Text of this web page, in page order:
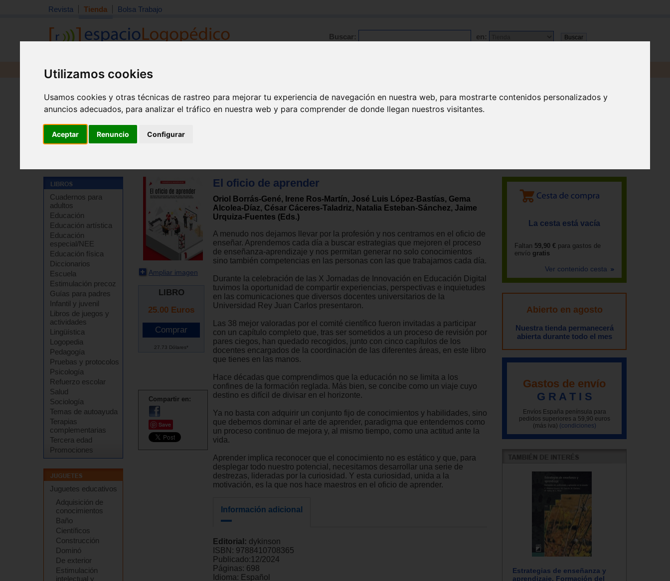
Utilizamos cookies
Usamos cookies y otras técnicas de rastreo para mejorar tu experiencia de navegación en nuestra web, para mostrarte contenidos personalizados y
anuncios adecuados, para analizar el tráfico en nuestra web y para comprender de donde llegan nuestros visitantes.
Aceptar Renuncio Configurar
Revista Tienda Bolsa Trabajo
Buscar: en:
Revista Libros Material
Cuadernos para
adultos
Educación
Educación artística
Educación
especial/NEE
Educación física
Diccionarios
Escuela
Estimulación precoz
Guías para padres
Infantil y juvenil
Libros de juegos y
actividades
Lingüística
Logopedia
Pedagogía
Pruebas y protocolos
Psicología
Refuerzo escolar
Salud
Sociología
Temas de autoayuda
Terapias
complementarias
Tercera edad
Promociones
Juguetes educativos
Adquisición de
conocimientos
Baño
Científicos
Construcción
Dominó
De exterior
Estimulación
intelectual y
Ampliar imagen
LIBRO
25.00 Euros
27.73 Dólares*
Compartir en:
Save
El oficio de aprender
Oriol Borrás-Gené, Irene Ros-Martín, José Luis López-Bastías, Gema
Alcolea-Díaz, César Cáceres-Taladriz, Natalia Esteban-Sánchez, Jaime
Urquiza-Fuentes (Eds.)
A menudo nos dejamos llevar por la profesión y nos centramos en el oficio de
enseñar. Aprendemos cada día a buscar estrategias que mejoren el proceso
de enseñanza-aprendizaje y nos permitan generar no solo conocimientos
sino también competencias en las personas con las que trabajamos cada día.
Durante la celebración de las X Jornadas de Innovación en Educación Digital
tuvimos la oportunidad de compartir experiencias, perspectivas e inquietudes
en las comunicaciones que diversos docentes universitarios de la
Universidad Rey Juan Carlos presentaron.
Las 38 mejor valoradas por el comité científico fueron invitadas a participar
con un capítulo completo que, tras ser sometidos a un proceso de revisión por
pares ciegos, han quedado recogidos, junto con cinco capítulos de los
docentes encargados de la coordinación de las diferentes áreas, en este libro
que tienes en las manos.
Hace décadas que comprendimos que la educación no se limita a los
confines de la formación reglada. Más bien, se concibe como un viaje cuyo
destino es difícil de divisar en el horizonte.
Ya no basta con adquirir un conjunto fijo de conocimientos y habilidades, sino
que debemos dominar el arte de aprender, paradigma que entendemos como
un proceso continuo de mejora y, al mismo tiempo, como una actitud ante la
vida.
Aprender implica reconocer que el conocimiento no es estático y que, para
desplegar todo nuestro potencial, necesitamos desarrollar una serie de
destrezas, lideradas por la curiosidad. Y esta curiosidad, unida a la
motivación, es la que nos hace maestros en el oficio de aprender.
Información adicional
Editorial: dykinson
ISBN: 9788410708365
Publicado:12/2024
Páginas: 698
Idioma: Español
La cesta está vacía
Faltan 59,90 € para gastos de
envío gratis
Ver contenido cesta
Abierto en agosto
Nuestra tienda permanecerá
abierta durante todo el mes
Gastos de envío
G R A T I S
Envíos España península para
pedidos superiores a 59,90 euros
(más iva) (condiciones)
Estrategias de enseñanza y
aprendizaje. Formación del